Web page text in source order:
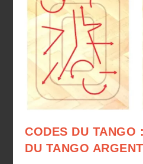
CODES DU TANGO
DU TANGO